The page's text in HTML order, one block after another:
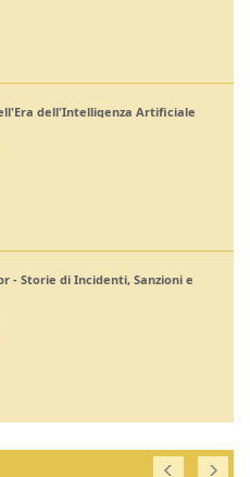
dell'Intelligenza Artificiale
- Storie di Incidenti, Sanzioni e